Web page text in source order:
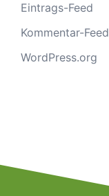
Eintrags-Feed
Kommentar-Feed
WordPress.org